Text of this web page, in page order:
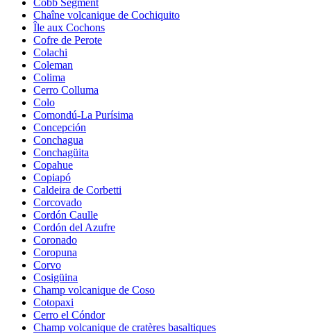
Chaîne volcanique de Cochiquito
Île aux Cochons
Cofre de Perote
Colachi
Coleman
Colima
Cerro Colluma
Colo
Comondú-La Purísima
Concepción
Conchagua
Conchagüita
Copahue
Copiapó
Caldeira de Corbetti
Corcovado
Cordón Caulle
Cordón del Azufre
Coronado
Coropuna
Corvo
Cosigüina
Champ volcanique de Coso
Cotopaxi
Cerro el Cóndor
Champ volcanique de cratères basaltiques